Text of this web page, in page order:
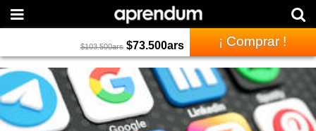
$103.500ars $73.500ars ¡ Comprar !